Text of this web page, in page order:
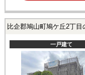
比企郡鳩山町鳩ケ丘2丁目
一戸建て